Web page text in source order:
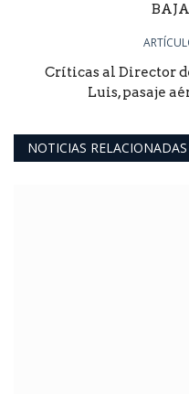
Críticas al Director
Luis, pasaje
NOTICIAS RELACIONADAS